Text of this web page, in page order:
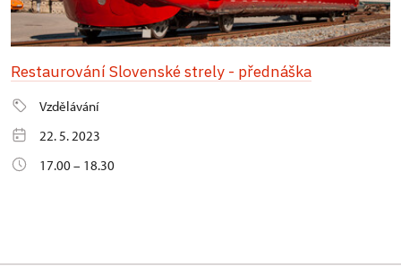
Restaurování Slovenské strely - přednáška
Vzdělávání
22. 5. 2023
17.00 – 18.30